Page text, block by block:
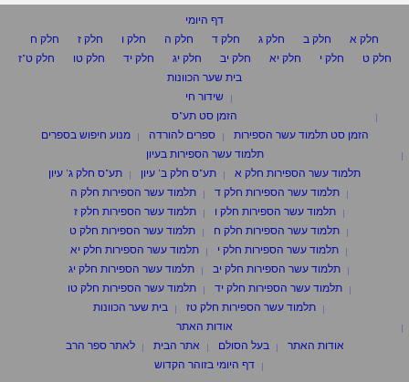
דף היומי
חלק א
חלק ב חלק ג חלק ד חלק ה חלק ו חלק ז
חלק ח
חלק ט
חלק י חלק יא חלק יב חלק יג חלק יד חלק טו
חלק ט"ז
בית שער הכוונות
שידור חי
הזמן סט תע"ס
הזמן סט תלמוד עשר הספירות
ספרים להורדה
מנוע חיפוש בספרים
תלמוד עשר הספירות בעיון
תלמוד עשר הספירות חלק א
תע"ס חלק ב' עיון
תע"ס חלק ג' עיון
תלמוד עשר הספירות חלק ד
תלמוד עשר הספירות חלק ה
תלמוד עשר הספירות חלק ו
תלמוד עשר הספירות חלק ז
תלמוד עשר הספירות חלק ח
תלמוד עשר הספירות חלק ט
תלמוד עשר הספירות חלק י
תלמוד עשר הספירות חלק יא
תלמוד עשר הספירות חלק יב
תלמוד עשר הספירות חלק יג
תלמוד עשר הספירות חלק יד
תלמוד עשר הספירות חלק טו
תלמוד עשר הספירות חלק טז
בית שער הכוונות
אודות האתר
אודות האתר
בעל הסולם אתר הבית
לאתר ספר הרב
דף היומי בזוהר הקדוש